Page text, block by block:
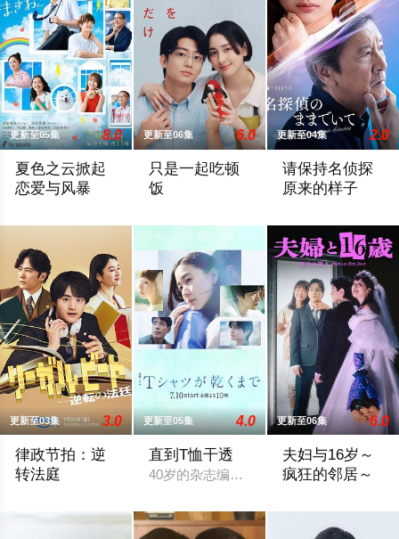
更新至05集 8.0
夏色之云掀起
恋爱与风暴
更新至06集 6.0
只是一起吃顿
饭
更新至04集 2.0
请保持名侦探
原来的样子
更新至03集 3.0
律政节拍：逆
转法庭
更新至05集 4.0
直到T恤干透
40岁的杂志编辑咲子（苍井优 饰）原本
更新至06集 6.0
夫妇与16岁～
疯狂的邻居～